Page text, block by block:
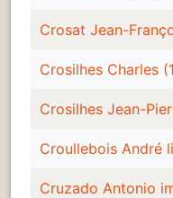
Crosat Jean-
Crosilhes Charles
Crosilhes Jean-
Croullebois André
Cruzado Antonio